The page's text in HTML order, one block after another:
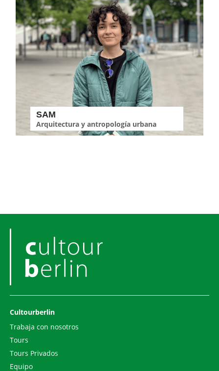
SAM
Arquitectura y antropología urbana
Cultourberlin
Trabaja con nosotros
Tours
Tours Privados
Equipo